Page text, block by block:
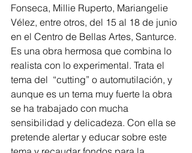
Fonseca, Millie Ruperto, Mariangelie
Vélez, entre otros, del 15 al 18 de junio
en el Centro de Bellas Artes, Santurce.
Es una obra hermosa que combina lo
realista con lo experimental. Trata el
tema del  “cutting” o automutilación, y
aunque es un tema muy fuerte la obra
se ha trabajado con mucha
sensibilidad y delicadeza. Con ella se
pretende alertar y educar sobre este